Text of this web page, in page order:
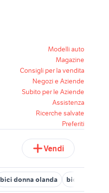
Modelli auto
Magazine
Consigli per la vendita
Negozi e Aziende
Subito per le Aziende
Assistenza
Ricerche salvate
Preferiti
Vendi
bici donna olanda biciclette Cirie